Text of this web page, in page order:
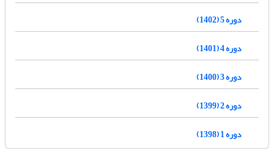
دوره 5 (1402)
دوره 4 (1401)
دوره 3 (1400)
دوره 2 (1399)
دوره 1 (1398)